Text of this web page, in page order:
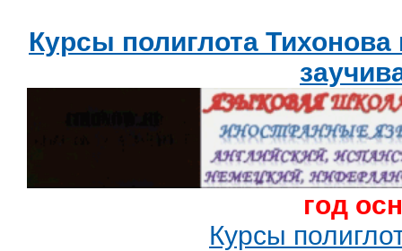
Курсы полиглота
год
Курсы